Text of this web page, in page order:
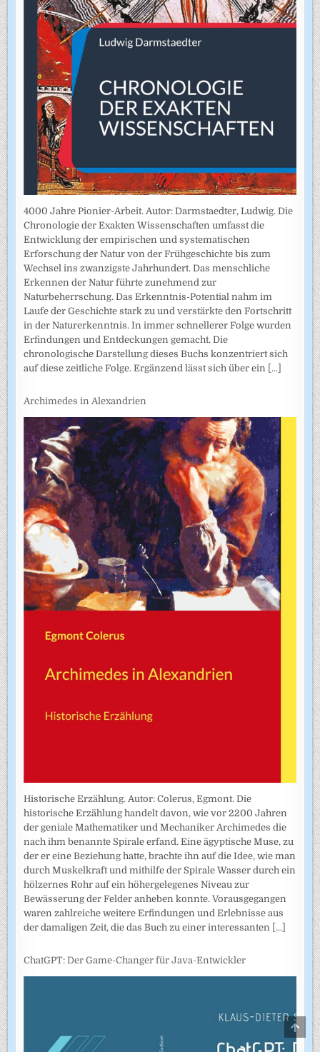
4000 Jahre Pionier-Arbeit. Autor: Darmstaedter, Ludwig. Die
Chronologie der Exakten Wissenschaften umfasst die
Entwicklung der empirischen und systematischen
Erforschung der Natur von der Frühgeschichte bis zum
Wechsel ins zwanzigste Jahrhundert. Das menschliche
Erkennen der Natur führte zunehmend zur
Naturbeherrschung. Das Erkenntnis-Potential nahm im
Laufe der Geschichte stark zu und verstärkte den Fortschritt
in der Naturerkenntnis. In immer schnellerer Folge wurden
Erfindungen und Entdeckungen gemacht. Die
chronologische Darstellung dieses Buchs konzentriert sich
auf diese zeitliche Folge. Ergänzend lässt sich über ein [...]
Archimedes in Alexandrien
Historische Erzählung. Autor: Colerus, Egmont. Die
historische Erzählung handelt davon, wie vor 2200 Jahren
der geniale Mathematiker und Mechaniker Archimedes die
nach ihm benannte Spirale erfand. Eine ägyptische Muse, zu
der er eine Beziehung hatte, brachte ihn auf die Idee, wie man
durch Muskelkraft und mithilfe der Spirale Wasser durch ein
hölzernes Rohr auf ein höhergelegenes Niveau zur
Bewässerung der Felder anheben konnte. Vorausgegangen
waren zahlreiche weitere Erfindungen und Erlebnisse aus
der damaligen Zeit, die das Buch zu einer interessanten [...]
ChatGPT: Der Game-Changer für Java-Entwickler
TO
TOP